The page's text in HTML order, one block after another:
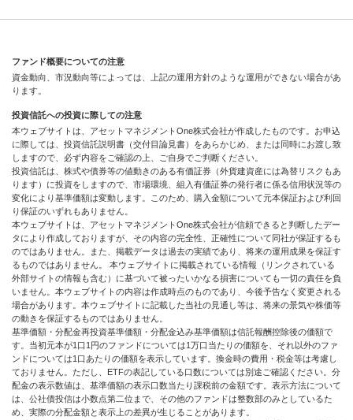
ファンド概要についての注意
資金動向、市況動向等によっては、上記の運用方針のような運用ができない場合があ
ります。
投資信託への投資に際しての注意
本ウェブサイトは、アセットマネジメントOne株式会社が作成したものです。お申込
に際しては、投資信託説明書（交付目論見書）をあらかじめ、または同時にお渡し致
しますので、必ず内容をご確認の上、ご自身でご判断ください。
投資信託は、株式や債券等の値動きのある有価証券（外貨建資産には為替リスクもあ
ります）に投資をしますので、市場環境、組入有価証券の発行者に係る信用状況等の
変化により基準価額は変動します。このため、購入金額について元本保証および利回
り保証のいずれもありません。
本ウェブサイトは、アセットマネジメントOne株式会社が信頼できると判断したデー
タにより作成しておりますが、その内容の完全性、正確性について同社が保証するも
のではありません。また、掲載データは過去の実績であり、将来の運用成果を保証す
るものではありません。 本ウェブサイトに掲載されている情報（リンクされている
外部サイトの情報も含む）に基づいて被ったいかなる損害についても一切の責任を負
いません。本ウェブサイトの内容は作成時点のものであり、今後予告なく変更される
場合があります。本ウェブサイトに記載した当社の見通し等は、将来の景気や株価等
の動きを保証するものではありません。
基準価額・分配金再投資基準価額・分配金込み基準価額は信託報酬控除後の価額で
す。当初元本が1口1円のファンドについては1万口当たりの価額を、それ以外のファ
ンドについては1口あたりの価額を表示しています。換金時の費用・税金等は考慮し
ておりません。ただし、ETFの表記している口数については別途ご確認ください。分
配金の表示数値は、基準価額の表示口数当たり課税前の金額です。表示方法について
は、公社債投信は小数点第二位まで、その他のファンドは整数部のみとしているた
め、実際の分配金額と表示上の差異が生じることがあります。